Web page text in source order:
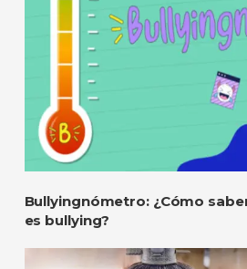
Bullyingnómetro: ¿Cómo
es bullying?